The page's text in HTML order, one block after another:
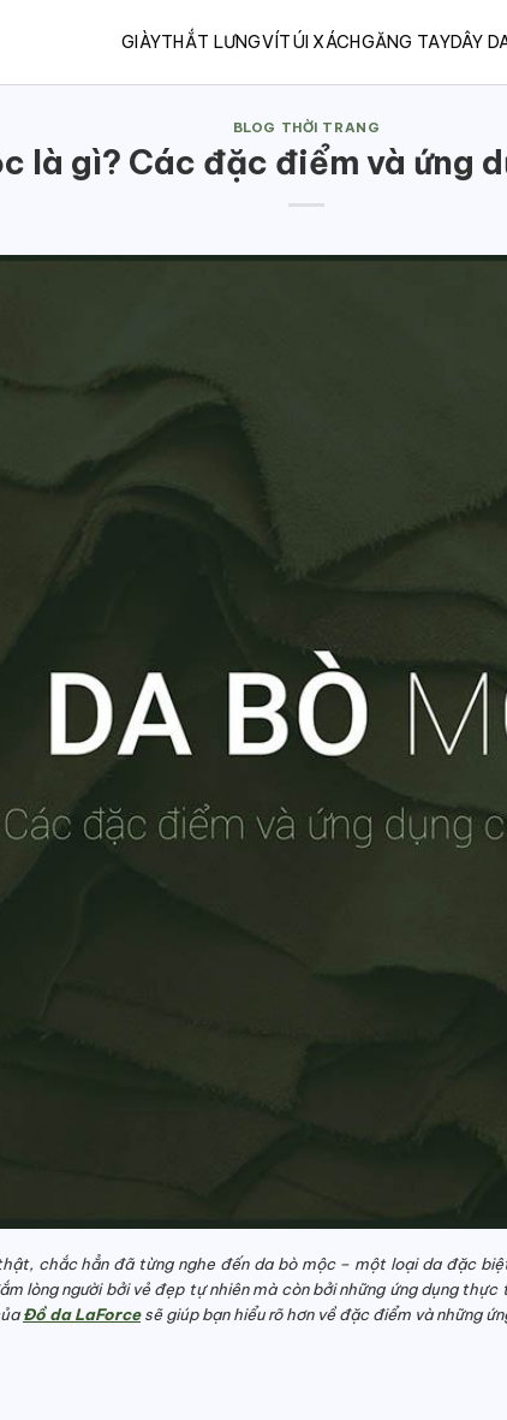
GIÀYTHẮT LƯNGVÍTÚI XÁCHGĂNG TAYDÂY
BLOG THỜI TRANG
là gì? Các đặc điểm và ứng
chắc hẳn đã từng nghe đến da bò mộc – một loại da đặc
lòng người bởi vẻ đẹp tự nhiên mà còn bởi những ứng dụng
Đồ da LaForcesẽ giúp bạn hiểu rõ hơn về đặc điểm và những